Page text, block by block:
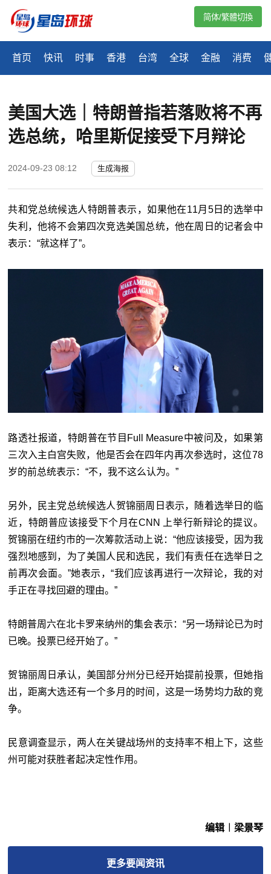
首页 快讯 时事 香港 台湾 全球 金融 消费
简体/繁體切換
美国大选｜特朗普指若落败将不再
选总统，哈里斯促接受下月辩论
2024-09-23 08:12 生成海报
共和党总统候选人特朗普表示，如果他在11月5日的选举中
失利，他将不会第四次竞选美国总统，他在周日的记者会中
表示：“就这样了”。
路透社报道，特朗普在节目Full Measure中被问及，如果第
三次入主白宫失败，他是否会在四年内再次参选时，这位78
岁的前总统表示：“不，我不这么认为。”
另外，民主党总统候选人贺锦丽周日表示，随着选举日的临
近，特朗普应该接受下个月在CNN 上举行新辩论的提议。
贺锦丽在纽约市的一次筹款活动上说：“他应该接受，因为我
强烈地感到，为了美国人民和选民，我们有责任在选举日之
前再次会面。”她表示，“我们应该再进行一次辩论，我的对
手正在寻找回避的理由。”
特朗普周六在北卡罗来纳州的集会表示：“另一场辩论已为时
已晚。投票已经开始了。”
贺锦丽周日承认，美国部分州分已经开始提前投票，但她指
出，距离大选还有一个多月的时间，这是一场势均力敌的竞
争。
民意调查显示，两人在关键战场州的支持率不相上下，这些
州可能对获胜者起决定性作用。
编辑︱梁景琴
更多要闻资讯